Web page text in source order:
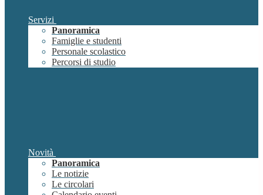
Servizi
Panoramica
Famiglie e studenti
Personale scolastico
Percorsi di studio
Novità
Panoramica
Le notizie
Le circolari